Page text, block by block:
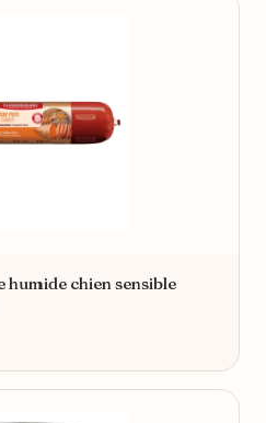
chien sensible